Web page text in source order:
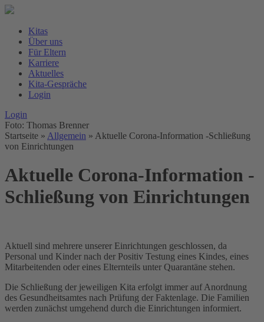
Kitas
Über uns
Für Eltern
Karriere
Aktuelles
Kita-Gespräche
Login
Login
Foto: Thomas Brenner
Startseite » Allgemein » Aktuelle Corona-Information -Schließung
von Einrichtungen
Aktuelle Corona-Information -
Schließung von Einrichtungen
Aktuell sind mehrere unserer Einrichtungen geschlossen, da
Personal und Kinder nach der Positiv Testung eines Kindes, eines
Mitarbeitenden oder eines Elternteils unter Quarantäne stehen.
Die Schließung der jeweiligen Kita erfolgt immer auf Anordnung
des Gesundheitsamtes nach Prüfung der Faktenlage. Die Familien
werden zunächst umgehend durch die Einrichtungen informiert.